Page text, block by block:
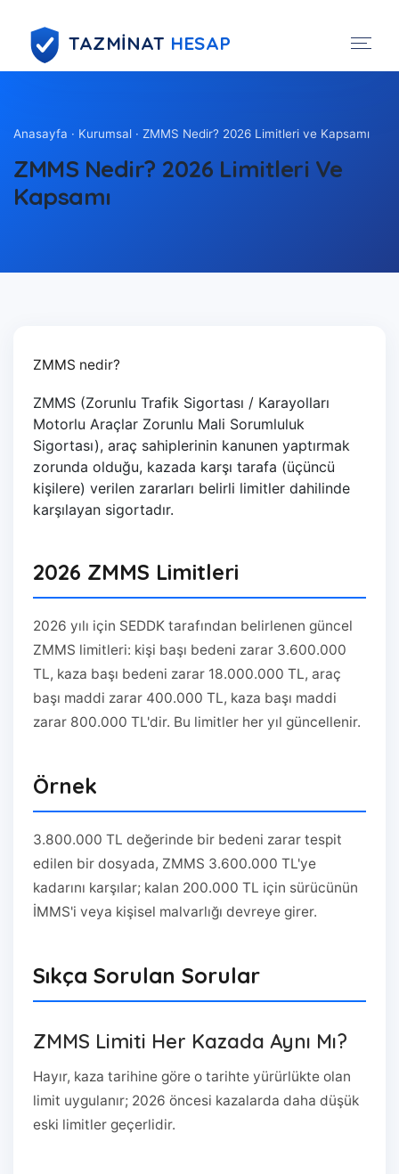
TAZMİNAT HESAP
Anasayfa · Kurumsal · ZMMS Nedir? 2026 Limitleri ve Kapsamı
ZMMS Nedir? 2026 Limitleri Ve
Kapsamı
ZMMS nedir?
ZMMS (Zorunlu Trafik Sigortası / Karayolları
Motorlu Araçlar Zorunlu Mali Sorumluluk
Sigortası), araç sahiplerinin kanunen yaptırmak
zorunda olduğu, kazada karşı tarafa (üçüncü
kişilere) verilen zararları belirli limitler dahilinde
karşılayan sigortadır.
2026 ZMMS Limitleri
2026 yılı için SEDDK tarafından belirlenen güncel
ZMMS limitleri: kişi başı bedeni zarar 3.600.000
TL, kaza başı bedeni zarar 18.000.000 TL, araç
başı maddi zarar 400.000 TL, kaza başı maddi
zarar 800.000 TL'dir. Bu limitler her yıl güncellenir.
Örnek
3.800.000 TL değerinde bir bedeni zarar tespit
edilen bir dosyada, ZMMS 3.600.000 TL'ye
kadarını karşılar; kalan 200.000 TL için sürücünün
İMMS'i veya kişisel malvarlığı devreye girer.
Sıkça Sorulan Sorular
ZMMS Limiti Her Kazada Aynı Mı?
Hayır, kaza tarihine göre o tarihte yürürlükte olan
limit uygulanır; 2026 öncesi kazalarda daha düşük
eski limitler geçerlidir.